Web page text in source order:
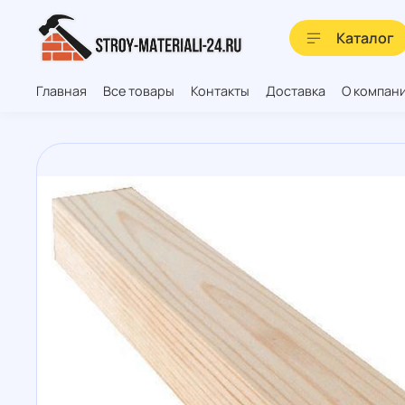
Каталог
Главная Все товары Контакты Доставка О